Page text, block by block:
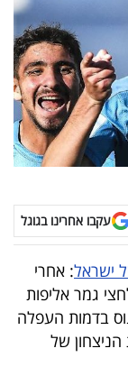
עקבו אחרינו בגוגל
ישראל: אחרי
גמר אליפות
בונוס בדמות העפלה
זאת בזכות הניצחון של